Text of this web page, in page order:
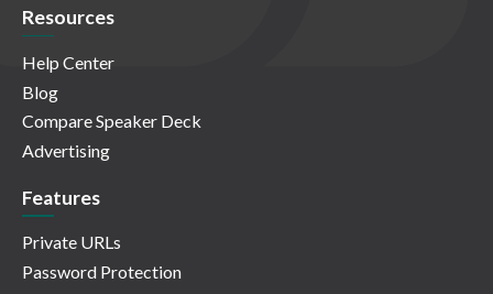
Resources
Help Center
Blog
Compare Speaker Deck
Advertising
Features
Private URLs
Password Protection